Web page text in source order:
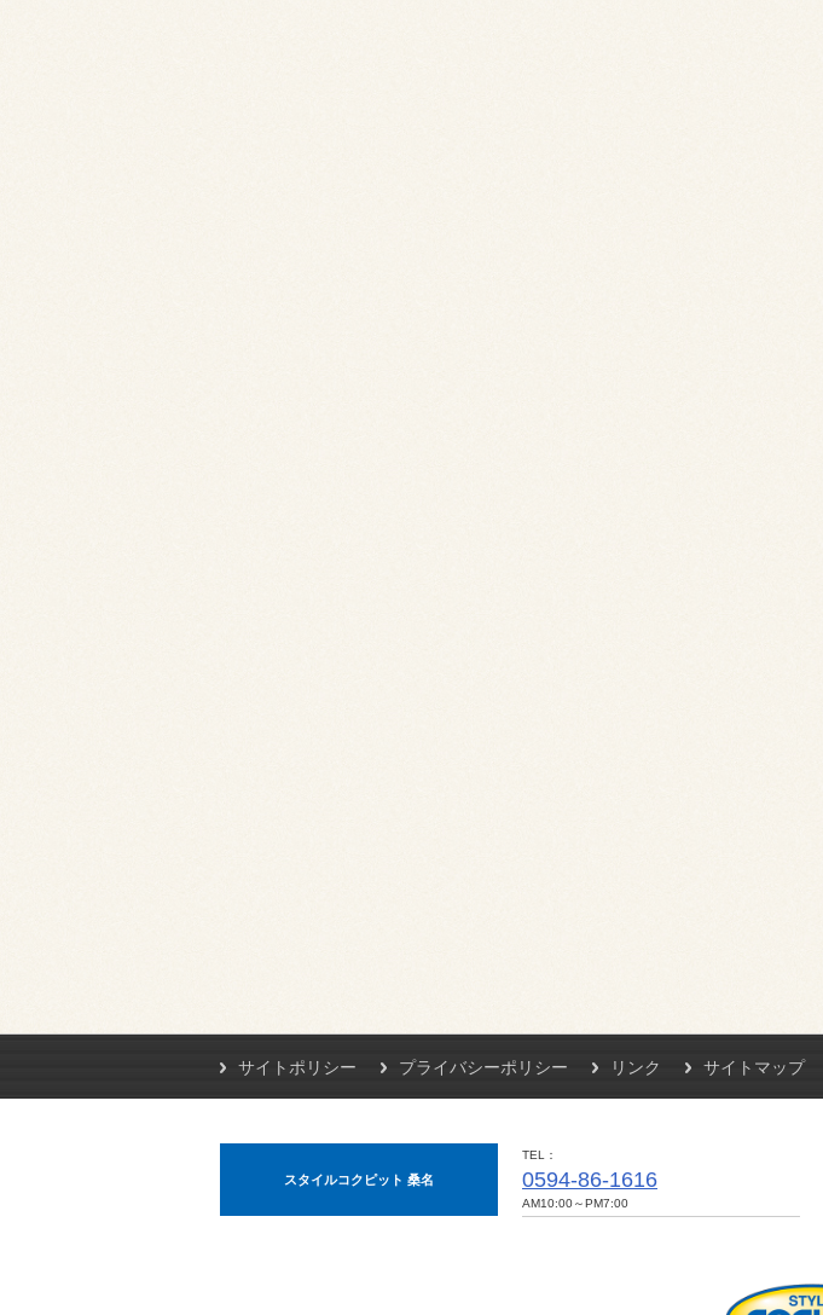
サイトポリシー プライバシーポリシー リンク サイトマップ
スタイルコクピット 桑名
TEL
0594-86-1616
AM10:00～PM7:00